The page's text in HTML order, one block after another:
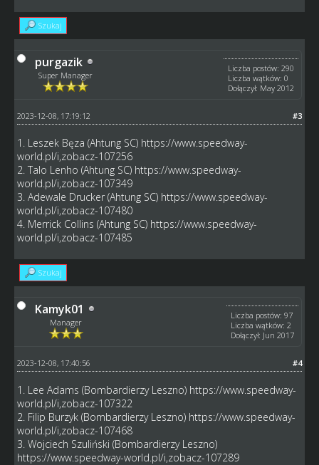
Szukaj
purgazik
Super Manager
Liczba postów: 290
Liczba wątków: 0
Dołączył: May 2012
#3
2023-12-08, 17:19:12
1. Leszek Bęza (Ahtung SC) https://www.speedway-
world.pl/i,zobacz-107256
2. Talo Lenho (Ahtung SC) https://www.speedway-
world.pl/i,zobacz-107349
3. Adewale Drucker (Ahtung SC) https://www.speedway-
world.pl/i,zobacz-107480
4. Merrick Collins (Ahtung SC) https://www.speedway-
world.pl/i,zobacz-107485
Szukaj
Kamyk01
Manager
Liczba postów: 97
Liczba wątków: 2
Dołączył: Jun 2017
#4
2023-12-08, 17:40:56
1. Lee Adams (Bombardierzy Leszno) https://www.speedway-
world.pl/i,zobacz-107322
2. Filip Burzyk (Bombardierzy Leszno) https://www.speedway-
world.pl/i,zobacz-107468
3. Wojciech Szuliński (Bombardierzy Leszno)
https://www.speedway-world.pl/i,zobacz-107289